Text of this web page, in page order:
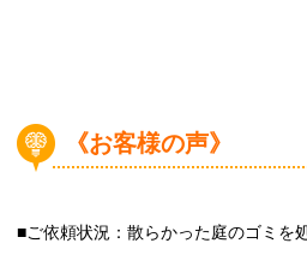
《お客様の声》
■ご依頼状況：散らかった庭のゴミを